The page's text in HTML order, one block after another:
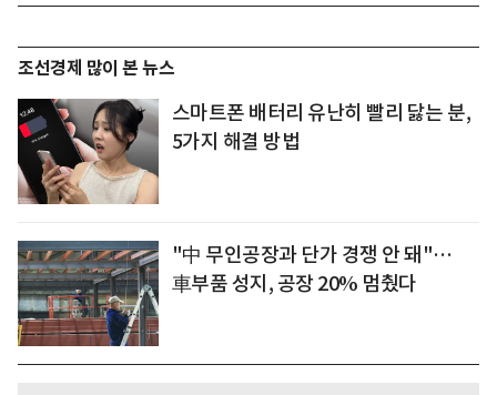
조선경제 많이 본 뉴스
스마트폰 배터리 유난히 빨리 닳는 분,
5가지 해결 방법
"中 무인공장과 단가 경쟁 안 돼"…
車부품 성지, 공장 20% 멈췄다